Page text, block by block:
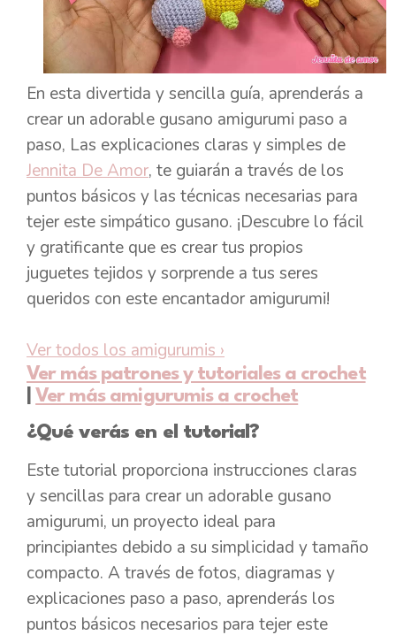
En esta divertida y sencilla guía, aprenderás a
crear un adorable gusano amigurumi paso a
paso, Las explicaciones claras y simples de
Jennita De Amor, te guiarán a través de los
puntos básicos y las técnicas necesarias para
tejer este simpático gusano. ¡Descubre lo fácil
y gratificante que es crear tus propios
juguetes tejidos y sorprende a tus seres
queridos con este encantador amigurumi!
Ver todos los amigurumis ›
Ver más patrones y tutoriales a crochet
Ver más amigurumis a crochet
¿Qué verás en el tutorial?
Este tutorial proporciona instrucciones claras
y sencillas para crear un adorable gusano
amigurumi, un proyecto ideal para
principiantes debido a su simplicidad y tamaño
compacto. A través de fotos, diagramas y
explicaciones paso a paso, aprenderás los
puntos básicos necesarios para tejer este